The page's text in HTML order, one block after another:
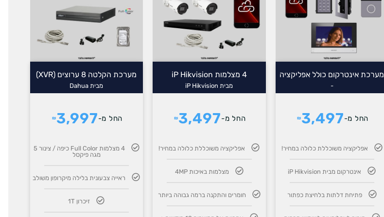
מערכת אינטרקום כולל אפליקציה
-
₪ 3,497החל מ-
אפליקציה משוכללת כלולה במחיר!
אינטרקום מבית iP Hikvision
פתיחת דלתות בלחיצת כפתור
4 מצלמות iP Hikvision
מבית iP Hikvision​
₪ 3,497החל מ-
אפליקציה משוכללת כלולה במחיר!
מצלמות באיכות 4MP
חומרים והתקנה ברמה גבוהה ביותר
מערכת הקלטה 8 ערוצים (XVR)
מבית Dahua
₪ 3,997החל מ-
4 מצלמות Full Color כיפה / צינור 5
מגה פיקסל
ראייה צבעונית בלילה מיקרופון משולב
זיכרון 1T